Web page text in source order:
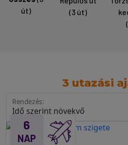
út)
(3 út)
3 utazási
Rendezés:
6
NAP